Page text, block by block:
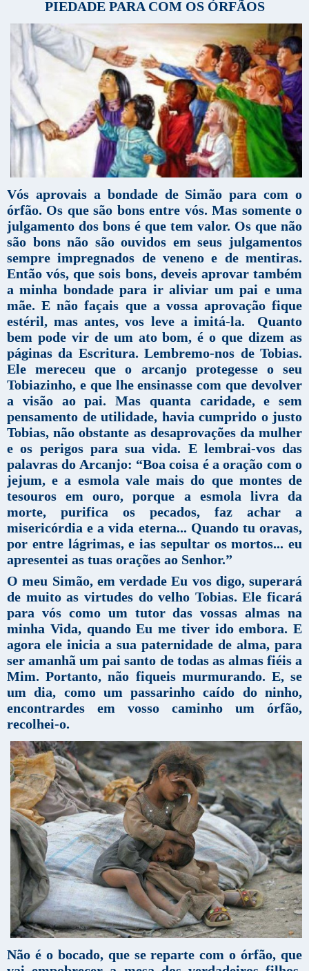
PIEDADE PARA COM OS ÓRFÃOS
Vós aprovais a bondade de Simão para com o
órfão. Os que são bons entre vós. Mas somente o
julgamento dos bons é que tem valor. Os que não
são bons não são ouvidos em seus julgamentos
sempre impregnados de veneno e de mentiras.
Então vós, que sois bons, deveis aprovar também
a minha bondade para ir aliviar um pai e uma
mãe. E não façais que a vossa aprovação fique
estéril, mas antes, vos leve a imitá-la. Quanto
bem pode vir de um ato bom, é o que dizem as
páginas da Escritura. Lembremo-nos de Tobias.
Ele mereceu que o arcanjo protegesse o seu
Tobiazinho, e que lhe ensinasse com que devolver
a visão ao pai. Mas quanta caridade, e sem
pensamento de utilidade, havia cumprido o justo
Tobias, não obstante as desaprovações da mulher
e os perigos para sua vida. E lembrai-vos das
palavras do Arcanjo: “Boa coisa é a oração com o
jejum, e a esmola vale mais do que montes de
tesouros em ouro, porque a esmola livra da
morte, purifica os pecados, faz achar a
misericórdia e a vida eterna... Quando tu oravas,
por entre lágrimas, e ias sepultar os mortos... eu
apresentei as tuas orações ao Senhor.”
O meu Simão, em verdade Eu vos digo, superará
de muito as virtudes do velho Tobias. Ele ficará
para vós como um tutor das vossas almas na
minha Vida, quando Eu me tiver ido embora. E
agora ele inicia a sua paternidade de alma, para
ser amanhã um pai santo de todas as almas fiéis a
Mim. Portanto, não fiqueis murmurando. E, se
um dia, como um passarinho caído do ninho,
encontrardes em vosso caminho um órfão,
recolhei-o.
Não é o bocado, que se reparte com o órfão, que